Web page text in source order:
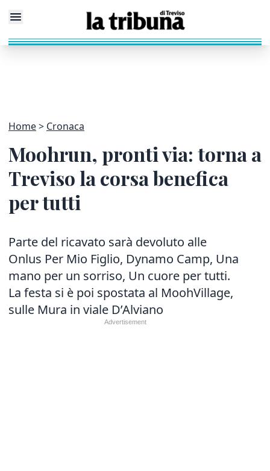
Home Cronaca
Moohrun, pronti via: torna a
Treviso la corsa benefica
per tutti
Parte del ricavato sarà devoluto alle
Onlus Per Mio Figlio, Dynamo Camp, Una
mano per un sorriso, Un cuore per tutti.
La festa si è poi spostata al MoohVillage,
sulle Mura in viale D’Alviano